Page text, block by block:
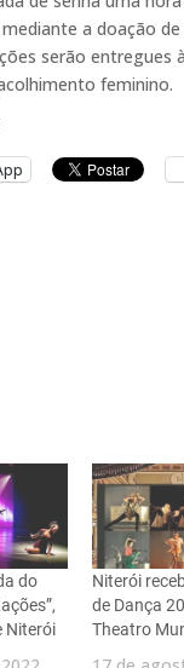
a doação
serão entregues
feminino.
do
Niterói
Niterói
de Dança
Theatro